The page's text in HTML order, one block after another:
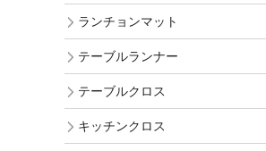
ランチョンマット
テーブルランナー
テーブルクロス
キッチンクロス